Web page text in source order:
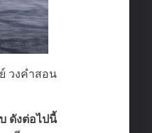
วงคำสอน
ดังต่อไปนี้